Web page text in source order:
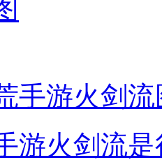
手游火剑
游火剑流